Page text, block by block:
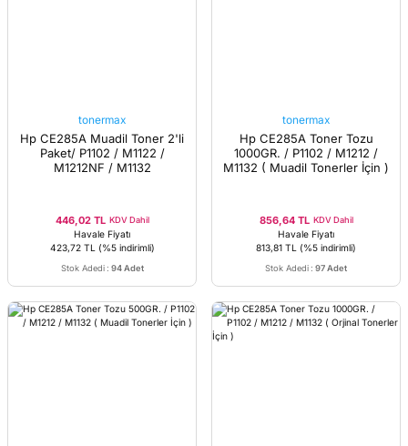
tonermax
Hp CE285A Muadil Toner 2'li
Paket/ P1102 / M1122 /
M1212NF / M1132
446,02 TL KDV Dahil
Havale Fiyatı
423,72 TL
(%5 indirimli)
Stok Adedi : 94 Adet
tonermax
Hp CE285A Toner Tozu
1000GR. / P1102 / M1212 /
M1132 ( Muadil Tonerler İçin )
856,64 TL KDV Dahil
Havale Fiyatı
813,81 TL (%5 indirimli)
Stok Adedi : 97 Adet